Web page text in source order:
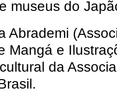
museus do
Abrademi
Mangá e
da